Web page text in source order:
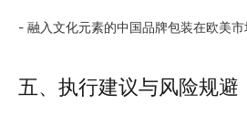
- 融入文化元素的中国品牌包装在欧美
五、执行建议与风险规避